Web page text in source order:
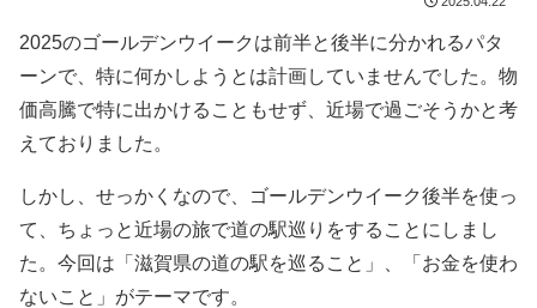
2025のゴールデンウイークは前半と後半に分かれるパタ
ーンで、特に何かしようとは計画していませんでした。物
価高騰で特に出かけることもせず、近場で過ごそうかと考
えておりました。
しかし、せっかくなので、ゴールデンウイーク後半を使っ
て、ちょっと近場の旅で道の駅巡りをすることにしまし
た。今回は「滋賀県の道の駅を巡ること」、「お金を使わ
ないこと」がテーマです。